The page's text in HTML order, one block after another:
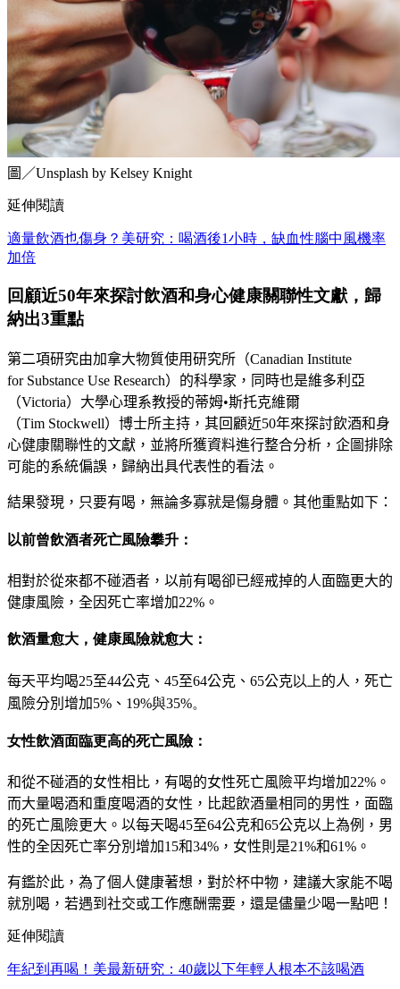
圖／Unsplash by Kelsey Knight
延伸閱讀
適量飲酒也傷身？美研究：喝酒後1小時，缺血性腦中風機率
加倍
回顧近50年來探討飲酒和身心健康關聯性文獻，歸
納出3重點
第二項研究由加拿大物質使用研究所 （Canadian Institute
for Substance Use Research） 的科學家，同時也是維多利亞
（Victoria） 大學心理系教授的蒂姆•斯托克維爾
（Tim Stockwell） 博士所主持，其回顧近50年來探討飲酒和身
心健康關聯性的文獻，並將所獲資料進行整合分析，企圖排除
可能的系統偏誤 ， 歸納出具代表性的看法 。
結果發現，只要有喝，無論多寡就是傷身體。其他重點如下：
以前曾飲酒者死亡風險攀升：
相對於從來都不碰酒者，以前有喝卻已經戒掉的人面臨更大的
健康風險，全因死亡率增加22%。
飲酒量愈大，健康風險就愈大：
每天平均喝25至44公克、45至64公克 、 65公克以上的人，死亡
風險分別增加5% 、 19%與35%。
女性飲酒面臨更高的死亡風險：
和從不碰酒的女性相比，有喝的女性死亡風險平均增加22%。
而大量喝酒和重度喝酒的女性，比起飲酒量相同的男性，面臨
的死亡風險更大。以每天喝45至64公克和65公克以上為例，男
性的全因死亡率分別增加15和34%，女性則是21%和61%。
有鑑於此，為了個人健康著想，對於杯中物，建議大家能不喝
就別喝，若遇到社交或工作應酬需要，還是儘量少喝一點吧！
延伸閱讀
年紀到再喝！美最新研究：40歲以下年輕人根本不該喝酒